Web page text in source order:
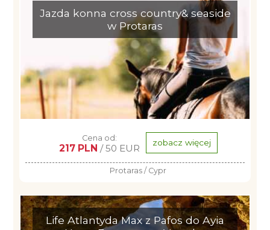
Jazda konna cross country& seaside
w Protaras
Cena od:
217 PLN / 50 EUR zobacz więcej
Protaras / Cypr
Life Atlantyda Max z Pafos do Ayia